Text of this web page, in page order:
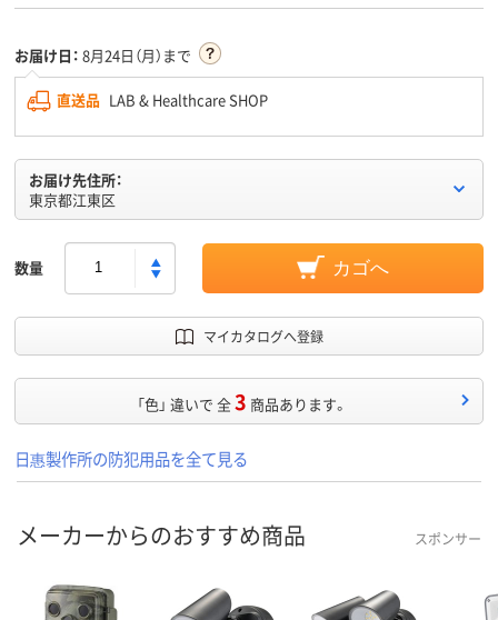
お届け日： 8月24日（月）まで
直送品 LAB & Healthcare SHOP
お届け先住所：
東京都江東区
数量 カゴへ
マイカタログへ登録
「色」 違いで 全3 商品あります。
日惠製作所の防犯用品を全て見る
メーカーからのおすすめ商品 スポンサー